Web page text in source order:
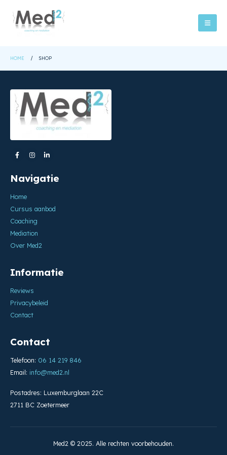
HOME SHOP
Navigatie
Home
Cursus aanbod
Coaching
Mediation
Over Med2
Informatie
Reviews
Privacybeleid
Contact
Contact
Telefoon: 06 14 219 846
Email: info@med2.nl
Postadres: Luxemburglaan 22C
2711 BC Zoetermeer
Med2 © 2025. Alle rechten voorbehouden.